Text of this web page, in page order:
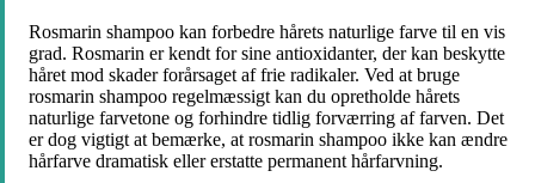
Rosmarin shampoo kan forbedre hårets naturlige farve til en vis
grad. Rosmarin er kendt for sine antioxidanter, der kan beskytte
håret mod skader forårsaget af frie radikaler. Ved at bruge
rosmarin shampoo regelmæssigt kan du opretholde hårets
naturlige farvetone og forhindre tidlig forværring af farven. Det
er dog vigtigt at bemærke, at rosmarin shampoo ikke kan ændre
hårfarve dramatisk eller erstatte permanent hårfarvning.